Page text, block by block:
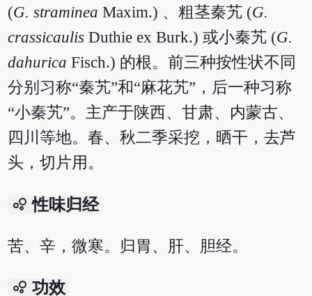
(G. straminea Maxim.) 、粗茎秦艽 (G.
crassicaulis Duthie ex Burk.) 或小秦艽 (G.
dahurica Fisch.) 的根。前三种按性状不同
分别习称“秦艽”和“麻花艽”，后一种习称
“小秦艽”。主产于陕西、甘肃、内蒙古、
四川等地。春、秋二季采挖，晒干，去芦
头，切片用。
bubble_chart 性味归经
苦、辛，微寒。归胃、肝、胆经。
bubble_chart 功效